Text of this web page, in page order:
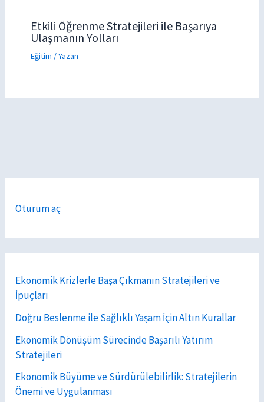
Etkili Öğrenme Stratejileri ile Başarıya
Ulaşmanın Yolları
Eğitim / Yazan
Oturum aç
Ekonomik Krizlerle Başa Çıkmanın Stratejileri ve
İpuçları
Doğru Beslenme ile Sağlıklı Yaşam İçin Altın Kurallar
Ekonomik Dönüşüm Sürecinde Başarılı Yatırım
Stratejileri
Ekonomik Büyüme ve Sürdürülebilirlik: Stratejilerin
Önemi ve Uygulanması